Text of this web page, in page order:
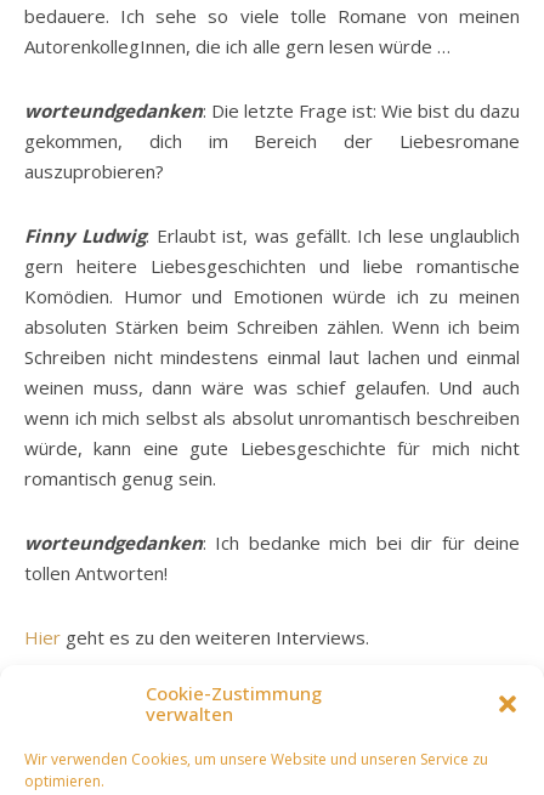
Cookie-Zustimmung
verwalten
Wir verwenden Cookies, um unsere Website und unseren Service zu
optimieren.
bedauere. Ich sehe so viele tolle Romane von meinen
AutorenkollegInnen, die ich alle gern lesen würde …
worteundgedanken: Die letzte Frage ist: Wie bist du dazu
gekommen, dich im Bereich der Liebesromane
auszuprobieren?
Finny Ludwig: Erlaubt ist, was gefällt. Ich lese unglaublich
gern heitere Liebesgeschichten und liebe romantische
Komödien. Humor und Emotionen würde ich zu meinen
absoluten Stärken beim Schreiben zählen. Wenn ich beim
Schreiben nicht mindestens einmal laut lachen und einmal
weinen muss, dann wäre was schief gelaufen. Und auch
wenn ich mich selbst als absolut unromantisch beschreiben
würde, kann eine gute Liebesgeschichte für mich nicht
romantisch genug sein.
worteundgedanken: Ich bedanke mich bei dir für deine
tollen Antworten!
Hier geht es zu den weiteren Interviews.